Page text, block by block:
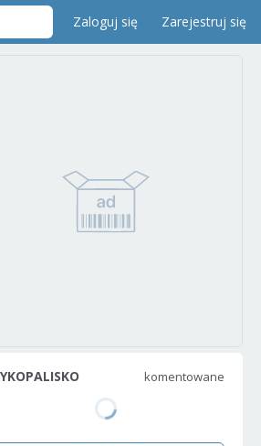
Zaloguj się Zarejestruj się
komentowane